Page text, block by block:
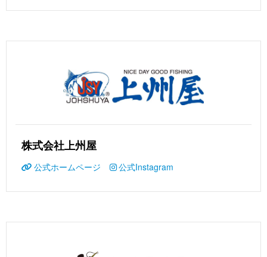
株式会社上州屋
公式ホームページ 公式Instagram